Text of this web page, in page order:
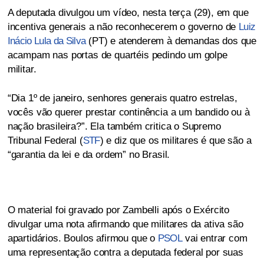
A deputada divulgou um vídeo, nesta terça (29), em que
incentiva generais a não reconhecerem o governo de Luiz
Inácio Lula da Silva(PT) e atenderem à demandas dos que
acampam nas portas de quartéis pedindo um golpe
militar.
“Dia 1º de janeiro, senhores generais quatro estrelas,
vocês vão querer prestar continência a um bandido ou à
nação brasileira?”. Ela também critica o Supremo
Tribunal Federal (STF) e diz que os militares é que são a
“garantia da lei e da ordem” no Brasil.
O material foi gravado por Zambelli após o Exército
divulgar uma nota afirmando que militares da ativa são
apartidários. Boulos afirmou que o PSOLvai entrar com
uma representação contra a deputada federal por suas